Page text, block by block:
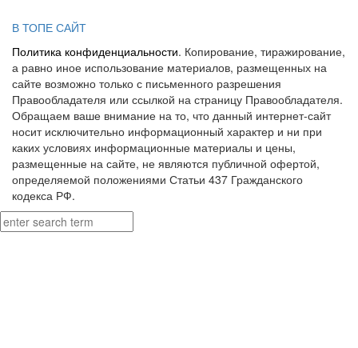
В ТОПЕ САЙТ
Политика конфиденциальности. Копирование, тиражирование,
а равно иное использование материалов, размещенных на
сайте возможно только с письменного разрешения
Правообладателя или ссылкой на страницу Правообладателя.
Обращаем ваше внимание на то, что данный интернет-сайт
носит исключительно информационный характер и ни при
каких условиях информационные материалы и цены,
размещенные на сайте, не являются публичной офертой,
определяемой положениями Статьи 437 Гражданского
кодекса РФ.